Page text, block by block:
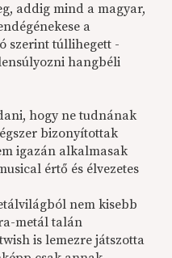
addig mind a magyar,
a
szerint túllihegett -
hangbéli
hogy ne tudnának
bizonyítottak
igazán alkalmasak
értő és élvezetes
nem kisebb
metál talán
is lemezre játszotta